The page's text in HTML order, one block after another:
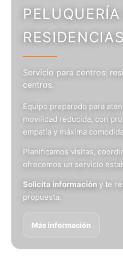
RESIDENCIAS
Servicio para centros:
centros.
Equipo preparado para
movilidad reducida, con
empatía y máxima
Planificamos visitas,
ofrecemos un servicio
Solicita información y te
propuesta.
Más información